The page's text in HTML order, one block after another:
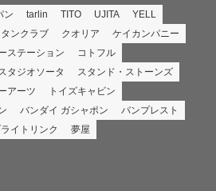
ン tarlin TITO UJITA
YELL
ンクラブ クオリア
ケイカンパニー
ステーション
コトフル
タジオソータ
スタンド・ストーンズ
アーツ
トイズキャビン
バンダイ ガシャポン
バンプレスト
イトリンク 夢屋